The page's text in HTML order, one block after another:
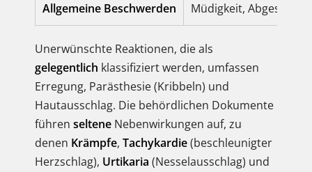
Allgemeine Beschwerden Müdigkeit,
Unerwünschte Reaktionen, die als
gelegentlich klassifiziert werden, umfassen
Erregung, Parästhesie (Kribbeln) und
Hautausschlag. Die behördlichen Dokumente
führen seltene Nebenwirkungen auf, zu
denen Krämpfe, Tachykardie(beschleunigter
Herzschlag), Urtikaria (Nesselausschlag) und